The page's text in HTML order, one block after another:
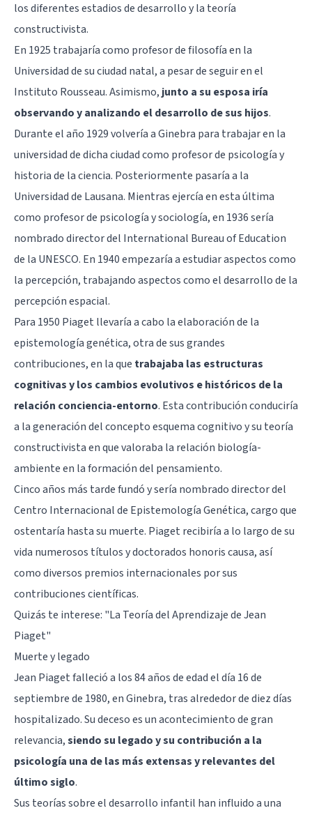
los diferentes estadios de desarrollo y la teoría
constructivista.
En 1925 trabajaría como profesor de filosofía en la
Universidad de su ciudad natal, a pesar de seguir en el
Instituto Rousseau. Asimismo, junto a su esposa iría
observando y analizando el desarrollo de sus hijos.
Durante el año 1929 volvería a Ginebra para trabajar en la
universidad de dicha ciudad como profesor de psicología y
historia de la ciencia. Posteriormente pasaría a la
Universidad de Lausana. Mientras ejercía en esta última
como profesor de psicología y sociología, en 1936 sería
nombrado director del International Bureau of Education
de la UNESCO. En 1940 empezaría a estudiar aspectos como
la percepción, trabajando aspectos como el desarrollo de la
percepción espacial.
Para 1950 Piaget llevaría a cabo la elaboración de la
epistemología genética, otra de sus grandes
contribuciones, en la que trabajaba las estructuras
cognitivas y los cambios evolutivos e históricos de la
relación conciencia-entorno. Esta contribución conduciría
a la generación del concepto esquema cognitivo y su teoría
constructivista en que valoraba la relación biología-
ambiente en la formación del pensamiento.
Cinco años más tarde fundó y sería nombrado director del
Centro Internacional de Epistemología Genética, cargo que
ostentaría hasta su muerte. Piaget recibiría a lo largo de su
vida numerosos títulos y doctorados honoris causa, así
como diversos premios internacionales por sus
contribuciones científicas.
Quizás te interese: "La Teoría del Aprendizaje de Jean
Piaget"
Muerte y legado
Jean Piaget falleció a los 84 años de edad el día 16 de
septiembre de 1980, en Ginebra, tras alrededor de diez días
hospitalizado. Su deceso es un acontecimiento de gran
relevancia,siendo su legado y su contribución a la
psicología una de las más extensas y relevantes del
último siglo.
Sus teorías sobre el desarrollo infantil han influido a una